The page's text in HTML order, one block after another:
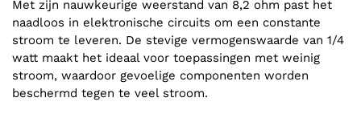
Met zijn nauwkeurige weerstand van 8,2 ohm past het
naadloos in elektronische circuits om een constante
stroom te leveren. De stevige vermogenswaarde van 1/4
watt maakt het ideaal voor toepassingen met weinig
stroom, waardoor gevoelige componenten worden
beschermd tegen te veel stroom.